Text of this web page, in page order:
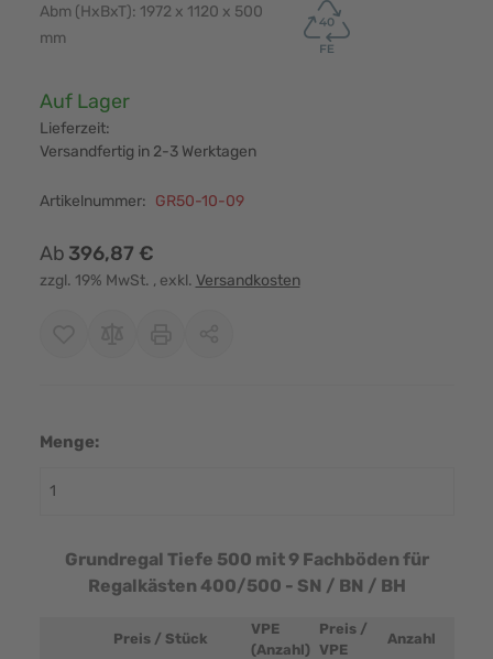
Abm (HxBxT): 1972 x 1120 x 500
mm
Verfügbarkeit:
Auf Lager
Lieferzeit:
Versandfertig in 2-3 Werktagen
Artikelnummer: GR50-10-09
Ab 396,87 €
zzgl. 19% MwSt. , exkl. Versandkosten
Menge:
Grundregal Tiefe 500 mit 9 Fachböden für
Regalkästen 400/500 - SN / BN / BH
Produktbild
Preis / Stück
VPE
(Anzahl)
Preis /
VPE
Anzahl